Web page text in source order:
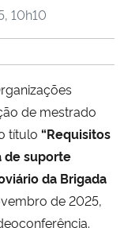
10h10
de mestrado
título “Requisitos
de suporte
da Brigada
de 2025,